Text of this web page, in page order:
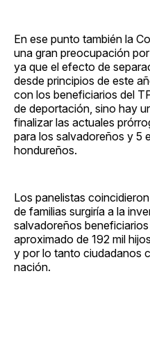
En ese punto también la
una gran preocupación
ya que el efecto de
desde principios de este
con los beneficiarios del
de deportación, sino hay
finalizar las actuales
para los salvadoreños y 5
hondureños.
Los panelistas
de familias surgiría a la
salvadoreños
aproximado de 192 mil
y por lo tanto ciudadanos
nación.